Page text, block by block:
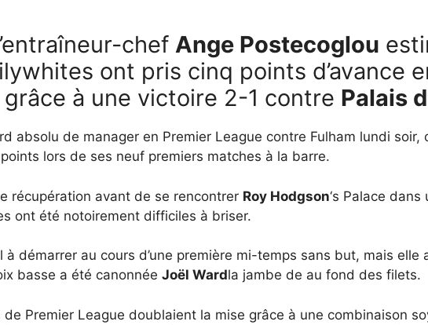
chef Ange Postecoglou
ont pris cinq points d’avance
à une victoire 2-1 contre Palais
absolu de manager en Premier League contre Fulham lundi
lors de ses neuf premiers matches à la barre.
récupération avant de se rencontrer Roy Hodgson‘s Palace
ont été notoirement difficiles à briser.
à démarrer au cours d’une première mi-temps sans but, mais elle
basse a été canonnée Joël Wardla jambe de au fond des filets.
Premier League doublaient la mise grâce à une combinaison